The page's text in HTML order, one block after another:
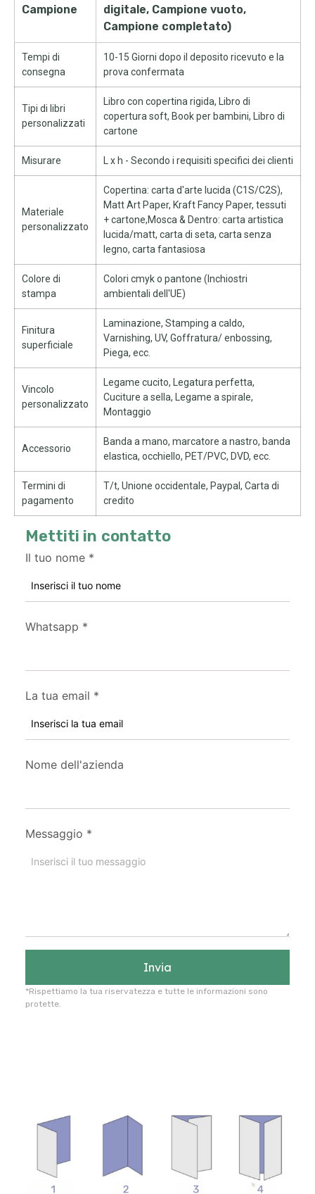
Campione
digitale, Campione vuoto,
Campione completato)
Tempi di
consegna
10-15 Giorni dopo il deposito ricevuto e la
prova confermata
Tipi di libri
personalizzati
Libro con copertina rigida, Libro di
copertura soft, Book per bambini, Libro di
cartone
Misurare L x h - Secondo i requisiti specifici dei clienti
Materiale
personalizzato
Copertina: carta d'arte lucida (C1S/C2S),
Matt Art Paper, Kraft Fancy Paper, tessuti
+ cartone,Mosca & Dentro: carta artistica
lucida/matt, carta di seta, carta senza
legno, carta fantasiosa
Colore di
stampa
Colori cmyk o pantone (Inchiostri
ambientali dell'UE)
Finitura
superficiale
Laminazione, Stamping a caldo,
Varnishing, UV, Goffratura/ enbossing,
Piega, ecc.
Vincolo
personalizzato
Legame cucito, Legatura perfetta,
Cuciture a sella, Legame a spirale,
Montaggio
Accessorio
Banda a mano, marcatore a nastro, banda
elastica, occhiello, PET/PVC, DVD, ecc.
Termini di
pagamento
T/t, Unione occidentale, Paypal, Carta di
credito
Mettiti in contatto
Il tuo nome *
Whatsapp *
La tua email *
Nome dell'azienda
Messaggio *
Invia
*Rispettiamo la tua riservatezza e tutte le informazioni sono
protette.